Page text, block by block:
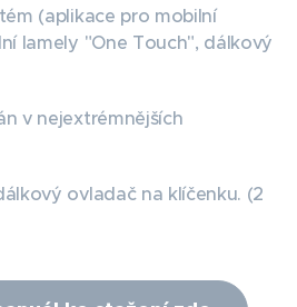
(aplikace pro mobilní
lamely "One Touch", dálkový
v nejextrémnějších
ovladač na klíčenku. (2